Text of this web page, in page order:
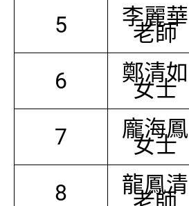
5 李麗華
老師
6 鄭清如
女士
7 龐海鳳
女士
8 龍鳳清